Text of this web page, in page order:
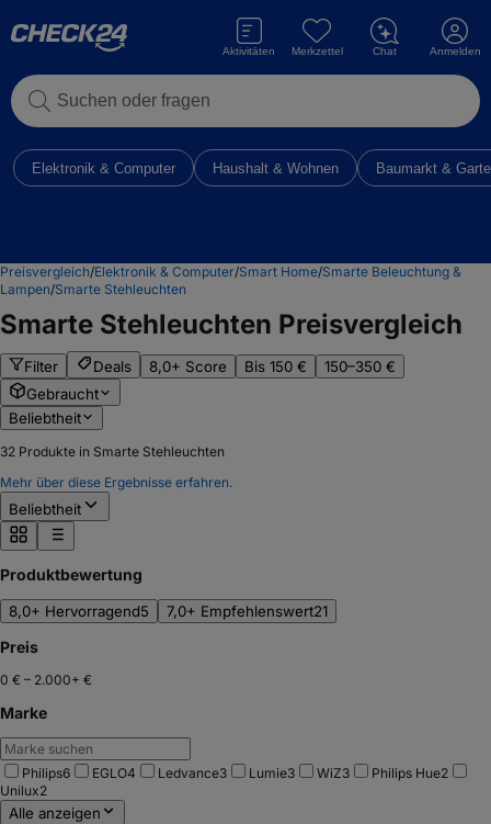
Suchen oder fragen
Aktivitäten Merkzettel Chat Anmelden
Elektronik & Computer Haushalt & Wohnen Baumarkt &
Preisvergleich/Elektronik & Computer/Smart Home/Smarte Beleuchtung &
Lampen/Smarte Stehleuchten
Smarte Stehleuchten Preisvergleich
Filter Deals 8,0+ Score Bis 150 €
150–350 €
Gebraucht
Beliebtheit
32 Produkte in Smarte Stehleuchten
Mehr über diese Ergebnisse erfahren.
Beliebtheit
Produktbewertung
8,0+ Hervorragend5 7,0+ Empfehlenswert21
Preis
0 € – 2.000+ €
Marke
Philips6 EGLO4 Ledvance3 Lumie3 WiZ3 Philips Hue2
Unilux2
Alle anzeigen